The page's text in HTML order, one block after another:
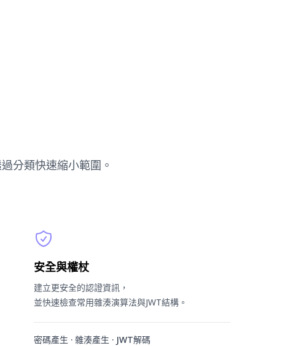
分類快速縮小範圍。
安全與權杖
建立更安全的認證資訊，
並快速檢查常用雜湊演算法與JWT結構。
密碼產生 · 雜湊產生 · JWT解碼